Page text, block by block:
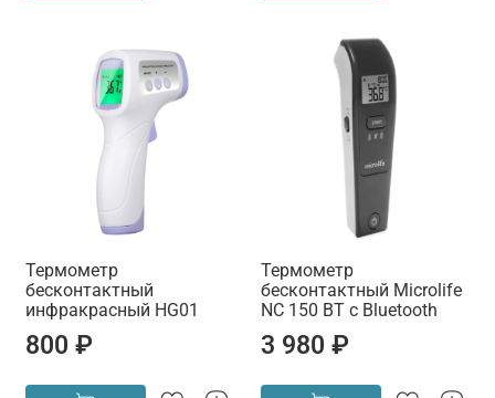
Термометр
бесконтактный
инфракрасный HG01
800 ₽
Термометр
бесконтактный Microlife
NC 150 BT с Bluetooth
3 980 ₽